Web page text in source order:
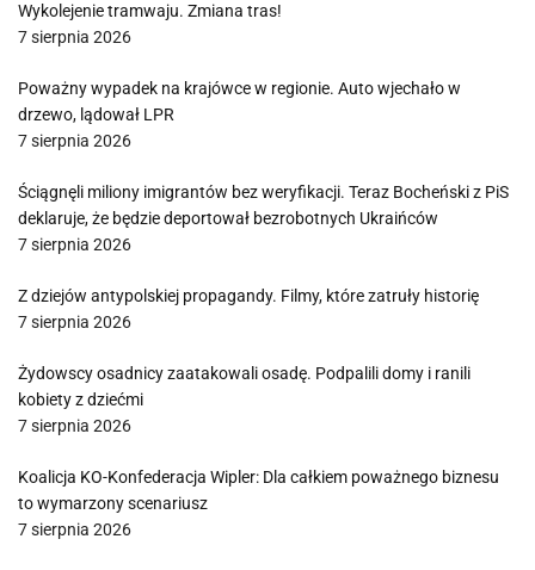
Wykolejenie tramwaju. Zmiana tras!
7 sierpnia 2026
Poważny wypadek na krajówce w regionie. Auto wjechało w
drzewo, lądował LPR
7 sierpnia 2026
Ściągnęli miliony imigrantów bez weryfikacji. Teraz Bocheński z PiS
deklaruje, że będzie deportował bezrobotnych Ukraińców
7 sierpnia 2026
Z dziejów antypolskiej propagandy. Filmy, które zatruły historię
7 sierpnia 2026
Żydowscy osadnicy zaatakowali osadę. Podpalili domy i ranili
kobiety z dziećmi
7 sierpnia 2026
Koalicja KO-Konfederacja Wipler: Dla całkiem poważnego biznesu
to wymarzony scenariusz
7 sierpnia 2026